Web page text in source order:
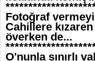
Fotoğraf
Cahillere
överken de...
O'nunla sınırlı